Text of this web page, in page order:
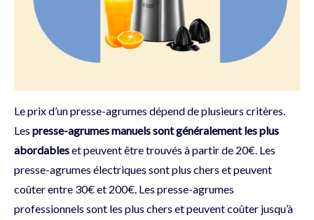
Le prix d’un presse-agrumes dépend de plusieurs critères.
Les presse-agrumes manuels sont généralement les plus
abordableset peuvent être trouvés à partir de 20€. Les
presse-agrumes électriques sont plus chers et peuvent
coûter entre 30€ et 200€. Les presse-agrumes
professionnels sont les plus chers et peuvent coûter jusqu’à